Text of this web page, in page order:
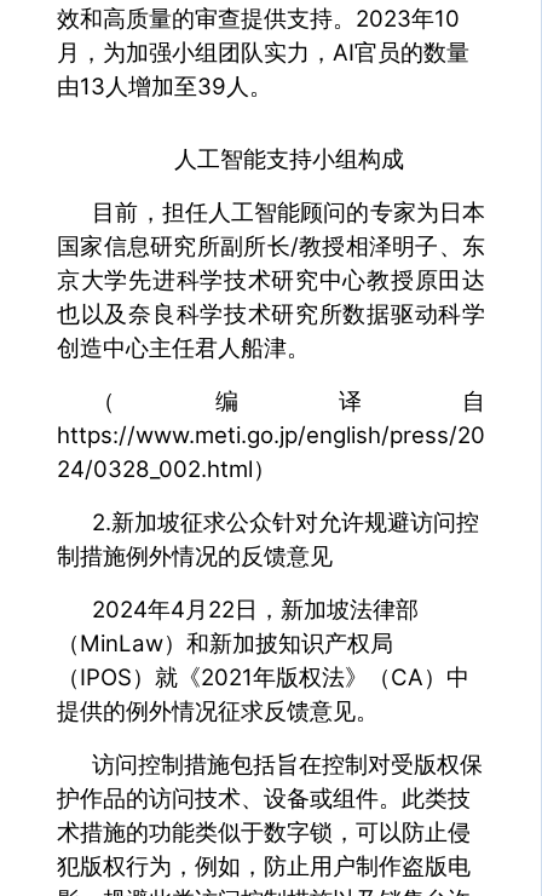
效和高质量的审查提供支持。2023年10
月，为加强小组团队实力，AI官员的数量
由13人增加至39人。
人工智能支持小组构成
目前，担任人工智能顾问的专家为日本
国家信息研究所副所长/教授相泽明子、东
京大学先进科学技术研究中心教授原田达
也以及奈良科学技术研究所数据驱动科学
创造中心主任君人船津。
（编译自
https://www.meti.go.jp/english/press/20
24/0328_002.html）
2.新加坡征求公众针对允许规避访问控
制措施例外情况的反馈意见
2024年4月22日，新加坡法律部
（MinLaw）和新加披知识产权局
（IPOS）就《2021年版权法》（CA）中
提供的例外情况征求反馈意见。
访问控制措施包括旨在控制对受版权保
护作品的访问技术、设备或组件。此类技
术措施的功能类似于数字锁，可以防止侵
犯版权行为，例如，防止用户制作盗版电